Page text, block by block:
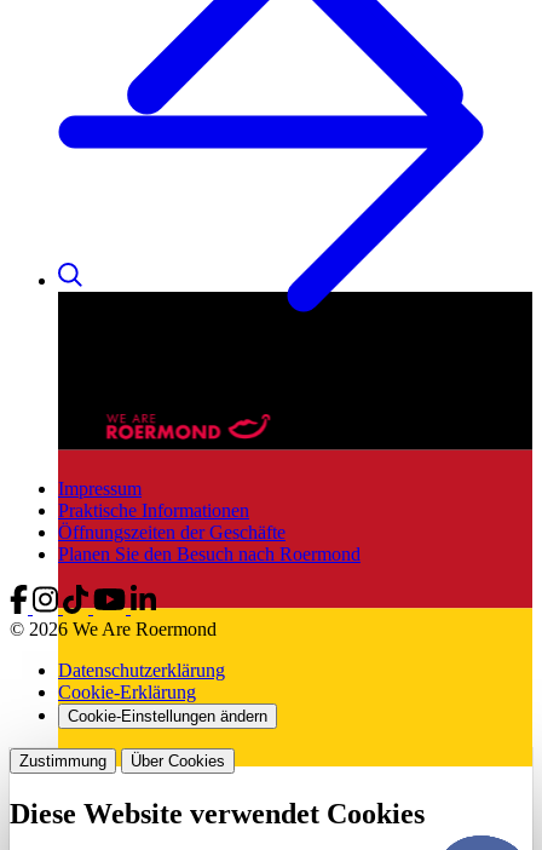
Impressum
Praktische Informationen
Öffnungszeiten der Geschäfte
Planen Sie den Besuch nach Roermond
© 2026 We Are Roermond
Datenschutzerklärung
Cookie-Erklärung
Cookie-Einstellungen ändern
Zustimmung Über Cookies
Diese Website verwendet Cookies